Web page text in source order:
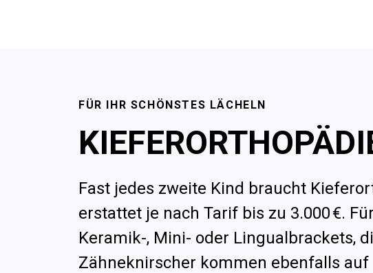
FÜR IHR SCHÖNSTES LÄCHELN
Fast jedes zweite Kind braucht
erstattet je nach Tarif bis zu 3.000 €.
Keramik-, Mini- oder Lingualbrackets,
Zähneknirscher kommen ebenfalls